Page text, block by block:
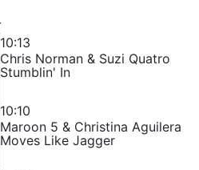
10:13
Chris Norman & Suzi Quatro
Stumblin' In
10:10
Maroon 5 & Christina Aguilera
Moves Like Jagger